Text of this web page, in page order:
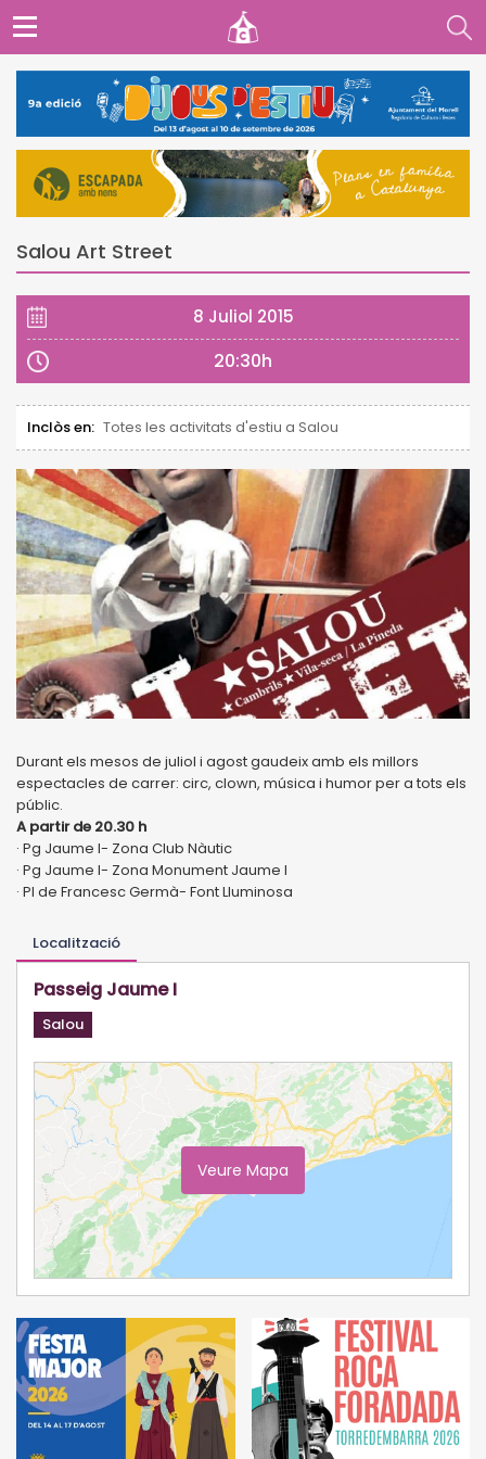
Salou Art Street
8 Juliol 2015
20:30h
Inclòs en: Totes les activitats d'estiu a Salou
Durant els mesos de juliol i agost gaudeix amb els millors
espectacles de carrer: circ, clown, música i humor per a tots els
públic.
A partir de 20.30 h
· Pg Jaume I- Zona Club Nàutic
· Pg Jaume I- Zona Monument Jaume I
· Pl de Francesc Germà- Font Lluminosa
Localització
Passeig Jaume I
Salou
Veure Mapa